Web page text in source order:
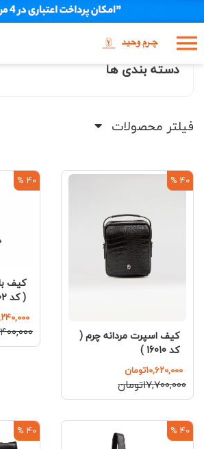
دسته بندی ها
فیلتر محصولات
40 %
کیف اسپرت مردانه چرم (
کد 16010 )
۱۰,۶۲۰,۰۰۰تومان
۱۷,۷۰۰,۰۰۰تومان
40 %
کیف
( کد 4002)
40 %
40 %